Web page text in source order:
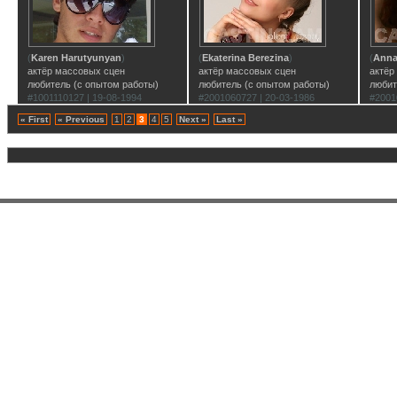
(Karen Harutyunyan)
актёр массовых сцен
любитель (с опытом работы)
#1001110127 | 19-08-1994
(Ekaterina Berezina)
актёр массовых сцен
любитель (с опытом работы)
#2001060727 | 20-03-1986
(
« First « Previous 1 2 3 4 5 Next » Last »